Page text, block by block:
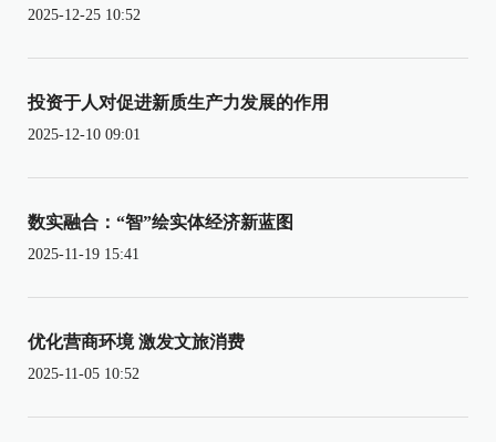
2025-12-25 10:52
投资于人对促进新质生产力发展的作用
2025-12-10 09:01
数实融合：“智”绘实体经济新蓝图
2025-11-19 15:41
优化营商环境 激发文旅消费
2025-11-05 10:52